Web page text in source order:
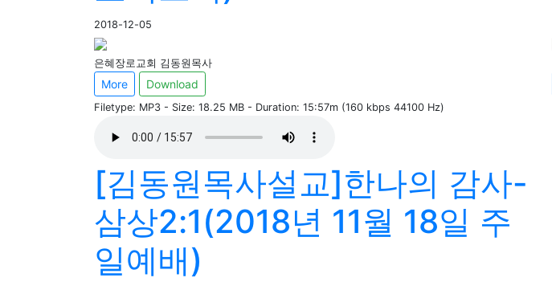
2018-12-05
은혜장로교회 김동원목사
More Download
Filetype: MP3 - Size: 18.25 MB - Duration: 15:57m (160 kbps 44100 Hz)
[김동원목사설교]한나의 감사-
삼상2:1(2018년 11월 18일 주
일예배)